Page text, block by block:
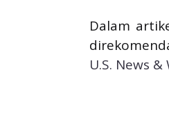
Dalam
U.S. News